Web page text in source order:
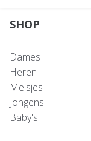
SHOP
Dames
Heren
Meisjes
Jongens
Baby's